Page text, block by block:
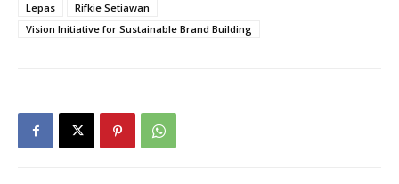
Lepas
Rifkie Setiawan
Vision Initiative for Sustainable Brand Building